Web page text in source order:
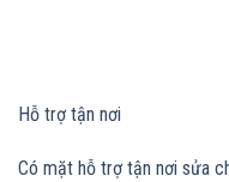
Hỗ trợ tận nơi
Có mặt hỗ trợ tận nơi sửa